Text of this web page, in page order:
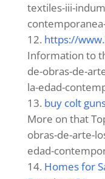
textiles-iii-
https://
Information to
de-obras-de-
la-edad-
buy colt
More on that
obras-de-arte-
edad-
Homes for